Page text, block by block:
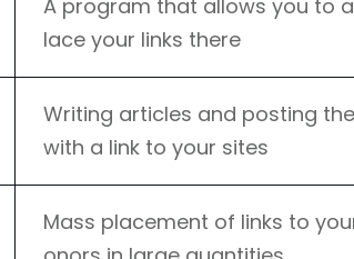
A program that allows you to
lace your links there
Writing articles and posting
with a link to your sites
Mass placement of links to